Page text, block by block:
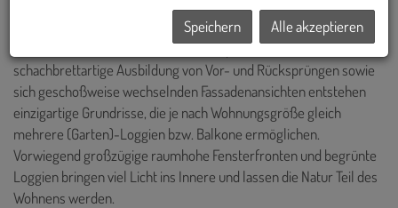
Von PLSA Architekten geplant, entsteht am Baufeld 14B ein echtes
„Kubaturwunder“ für vielfältige Arbeits- und Lebensräume, im
Verbund mit einer hohen Aufenthaltsqualität im Freien. Durch die
schachbrettartige Ausbildung von Vor- und Rücksprüngen sowie
sich geschoßweise wechselnden Fassadenansichten entstehen
einzigartige Grundrisse, die je nach Wohnungsgröße gleich
mehrere (Garten)-Loggien bzw. Balkone ermöglichen.
Vorwiegend großzügige raumhohe Fensterfronten und begrünte
Loggien bringen viel Licht ins Innere und lassen die Natur Teil des
Wohnens werden.
Speichern Alle akzeptieren